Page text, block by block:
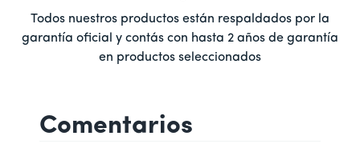
Todos nuestros productos están respaldados por la
garantía oficial y contás con hasta 2 años de garantía
en productos seleccionados
Comentarios